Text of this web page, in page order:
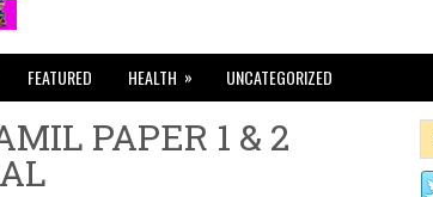
FEATURED HEALTH » UNCATEGORIZED
PAPER 1 & 2